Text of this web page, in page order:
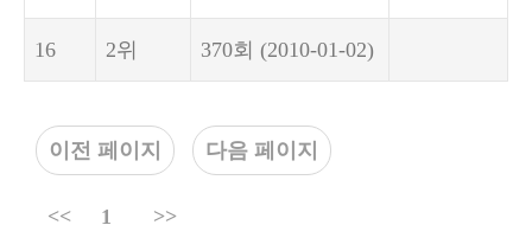
16 2위 370회 (2010-01-02)
이전 페이지 다음 페이지
<< 1 >>